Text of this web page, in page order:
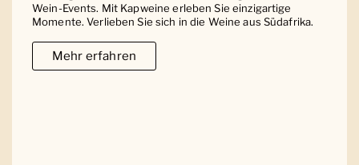
Wein-Events. Mit Kapweine erleben Sie einzigartige
Momente. Verlieben Sie sich in die Weine aus Südafrika.
Mehr erfahren